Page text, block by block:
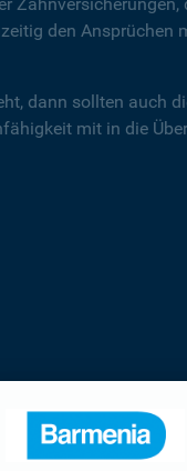
den Ansprüchen
dann sollten auch
mit in die